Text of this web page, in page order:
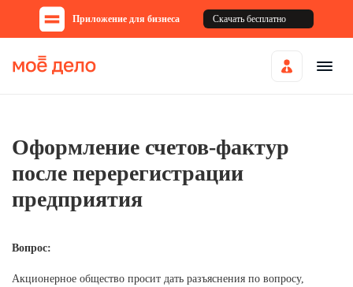
Приложение для бизнеса Скачать бесплатно
Оформление счетов-фактур
после перерегистрации
предприятия
Вопрос:
Акционерное общество просит дать разъяснения по вопросу,